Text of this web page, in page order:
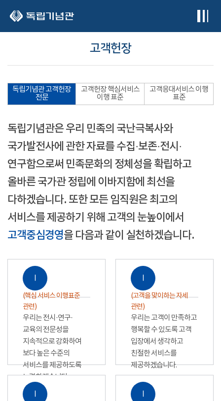
고객헌장
독립기념관 고객헌장
전문
고객헌장 핵심서비스
이행 표준
고객응대서비스 이행
표준
독립기념관은 우리 민족의 국난극복사와
국가발전사에 관한 자료를 수집·보존·전시·
연구함으로써 민족문화의 정체성을 확립하고
올바른 국가관 정립에 이바지함에 최선을
다하겠습니다. 또한 모든 임직원은 최고의
서비스를 제공하기 위해 고객의 눈높이에서
고객중심경영을 다음과 같이 실천하겠습니다.
Ⅰ
(핵심 서비스 이행표준
관련)
우리는 전시·연구·
교육의 전문성을
지속적으로 강화하여
보다 높은 수준의
서비스를 제공하도록
노력하겠습니다.
Ⅰ
(고객을 맞이하는 자세
관련)
우리는 고객이 만족하고
행복할 수 있도록 고객
입장에서 생각하고
친절한 서비스를
제공하겠습니다.
Ⅰ Ⅰ